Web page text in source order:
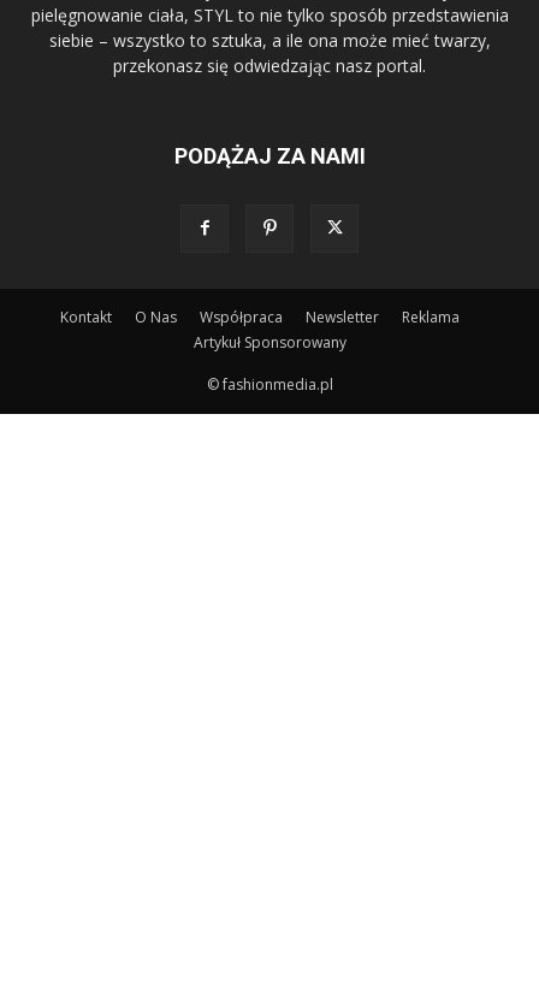
pielęgnowanie ciała, STYL to nie tylko sposób przedstawienia
siebie – wszystko to sztuka, a ile ona może mieć twarzy,
przekonasz się odwiedzając nasz portal.
PODĄŻAJ ZA NAMI
Kontakt O Nas Współpraca Newsletter
Reklama
Artykuł Sponsorowany
© fashionmedia.pl